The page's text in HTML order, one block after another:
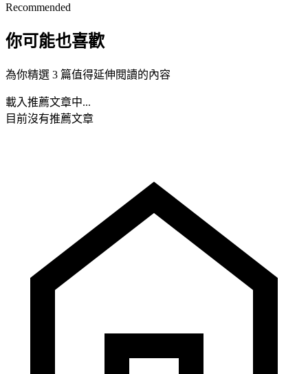
Recommended
你可能也喜歡
為你精選 3 篇值得延伸閱讀的內容
載入推薦文章中...
目前沒有推薦文章